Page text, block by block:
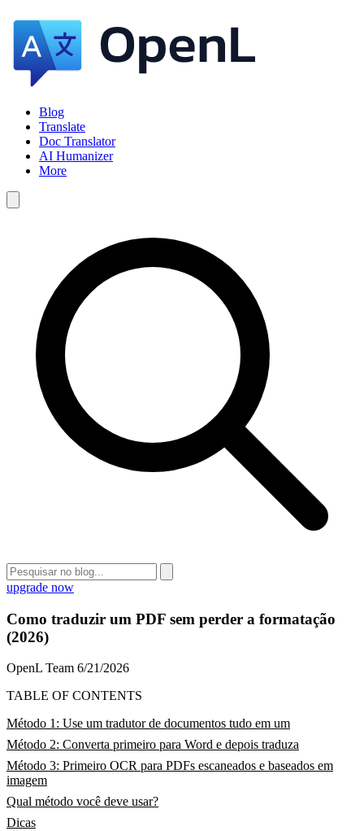
Blog
Translate
Doc Translator
AI Humanizer
More
upgrade now
Como traduzir um PDF sem perder a formatação
(2026)
OpenL Team 6/21/2026
TABLE OF CONTENTS
Método 1: Use um tradutor de documentos tudo em um
Método 2: Converta primeiro para Word e depois traduza
Método 3: Primeiro OCR para PDFs escaneados e baseados em
imagem
Qual método você deve usar?
Dicas